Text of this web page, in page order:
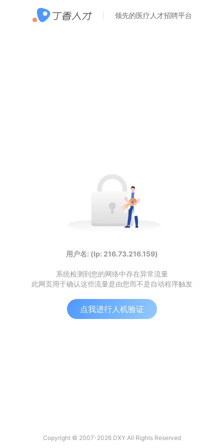
领先的医疗人才招聘平台
用户名: (Ip: 216.73.216.159)
系统检测到您的网络中存在异常流量
此网页用于确认这些流量是由您而不是自动程序触发
点我进行人机验证
Copyright © 2007-2026 DXY All Rights Reserved